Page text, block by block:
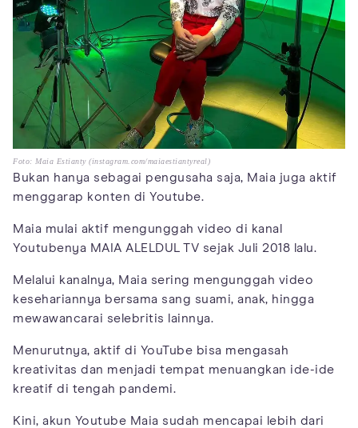
Foto: Maia Estianty (instagram.com/maiaestiantyreal)
Bukan hanya sebagai pengusaha saja, Maia juga aktif
menggarap konten di Youtube.
Maia mulai aktif mengunggah video di kanal
Youtubenya MAIA ALELDUL TV sejak Juli 2018 lalu.
Melalui kanalnya, Maia sering mengunggah video
kesehariannya bersama sang suami, anak, hingga
mewawancarai selebritis lainnya.
Menurutnya, aktif di YouTube bisa mengasah
kreativitas dan menjadi tempat menuangkan ide-ide
kreatif di tengah pandemi.
Kini, akun Youtube Maia sudah mencapai lebih dari